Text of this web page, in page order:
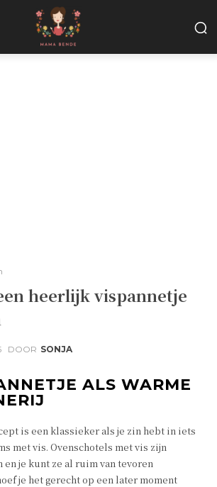
heerlijk vispannetje
DOOR SONJA
ALS WARME
is een klassieker als je zin hebt in iets
met vis. Ovenschotels met vis zijn
je kunt ze al ruim van tevoren
je het gerecht op een later moment